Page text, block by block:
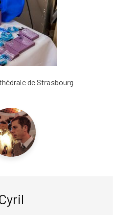
de Strasbourg
Cyril